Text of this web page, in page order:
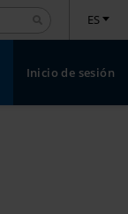
ES
Inicio de sesión